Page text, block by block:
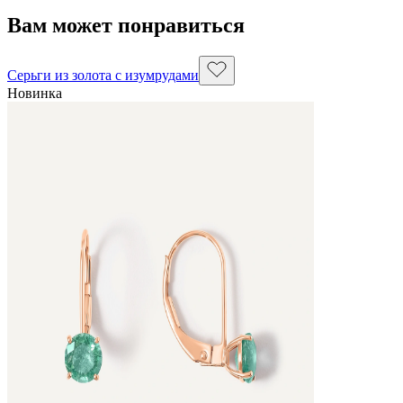
Вам может понравиться
Серьги из золота с изумрудами
Новинка